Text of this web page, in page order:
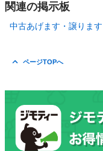
関連の掲示板
中古あげます・譲ります
ページTOPへ